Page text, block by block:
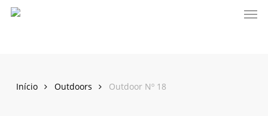
Skip
Início Outdoors Outdoor Nº 18